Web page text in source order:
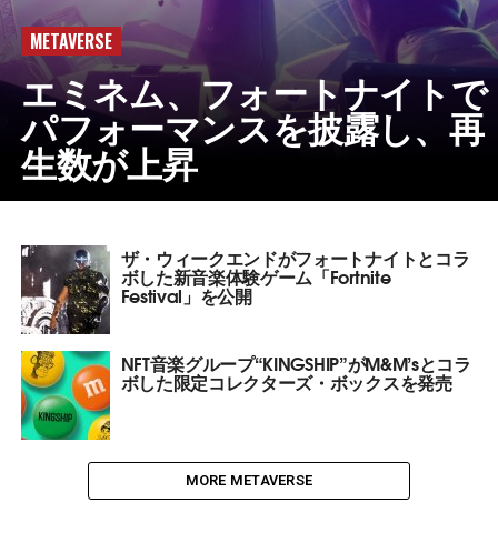
METAVERSE
エミネム、フォートナイトで
パフォーマンスを披露し、再
生数が上昇
ザ・ウィークエンドがフォートナイトとコラ
ボした新音楽体験ゲーム「Fortnite
Festival」を公開
NFT音楽グループ“KINGSHIP”がM&M’sとコラ
ボした限定コレクターズ・ボックスを発売
MORE METAVERSE